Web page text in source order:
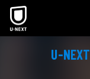
本文へスキップ
U-NEXT